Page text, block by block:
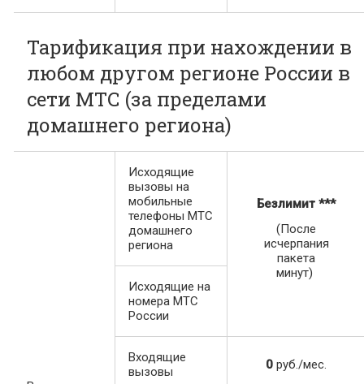
Тарификация при нахождении в
любом другом регионе России в
сети МТС (за пределами
домашнего региона)
Исходящие
вызовы на
мобильные
телефоны МТС
домашнего
региона
Безлимит ***
(После
исчерпания
пакета
минут)
Исходящие на
номера МТС
России
Входящие
вызовы
0 руб./мес.